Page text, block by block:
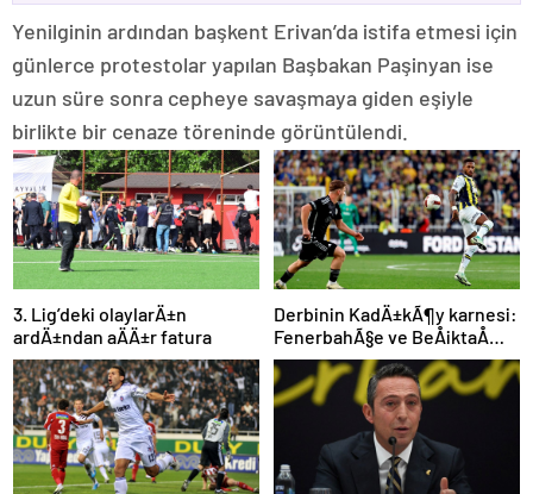
Yenilginin ardından başkent Erivan’da istifa etmesi için
günlerce protestolar yapılan Başbakan Paşinyan ise
uzun süre sonra cepheye savaşmaya giden eşiyle
birlikte bir cenaze töreninde görüntülendi.
3. Lig’deki olaylarÄ±n
ardÄ±ndan aÄÄ±r fatura
Derbinin KadÄ±kÃ¶y karnesi:
FenerbahÃ§e ve BeÅiktaÅ
iÃ§in dikkat Ã§ekenÂ sayÄ±